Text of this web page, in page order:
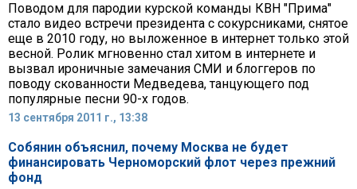
Поводом для пародии курской команды КВН "Прима"
стало видео встречи президента с сокурсниками, снятое
еще в 2010 году, но выложенное в интернет только этой
весной. Ролик мгновенно стал хитом в интернете и
вызвал ироничные замечания СМИ и блоггеров по
поводу скованности Медведева, танцующего под
популярные песни 90-х годов.
13 сентября 2011 г., 13:38
Собянин объяснил, почему Москва не будет
финансировать Черноморский флот через прежний
фонд